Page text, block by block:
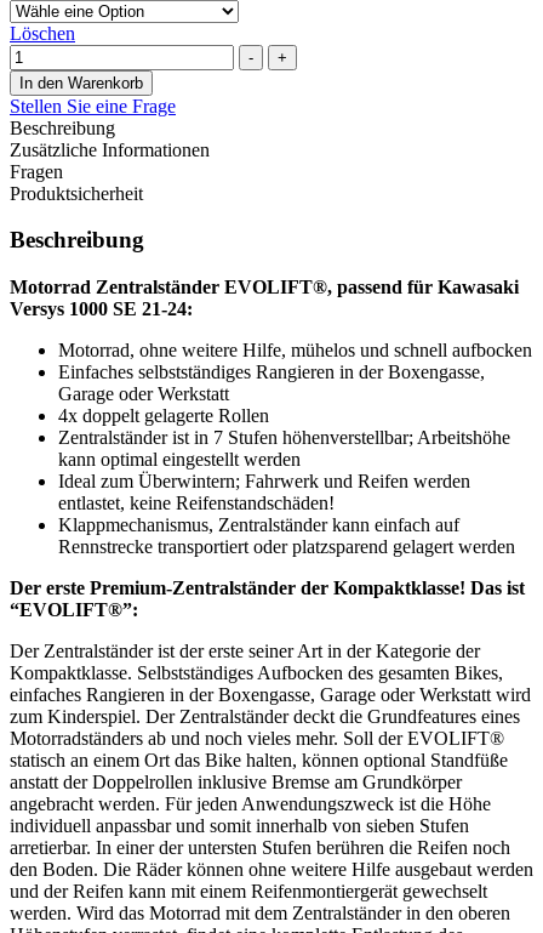
Löschen
Menge
-
+
In den Warenkorb
Stellen Sie eine Frage
Beschreibung
Zusätzliche Informationen
Fragen
Produktsicherheit
Beschreibung
Motorrad Zentralständer EVOLIFT®, passend für Kawasaki
Versys 1000 SE 21-24:
Motorrad, ohne weitere Hilfe, mühelos und schnell aufbocken
Einfaches selbstständiges Rangieren in der Boxengasse,
Garage oder Werkstatt
4x doppelt gelagerte Rollen
Zentralständer ist in 7 Stufen höhenverstellbar; Arbeitshöhe
kann optimal eingestellt werden
Ideal zum Überwintern; Fahrwerk und Reifen werden
entlastet, keine Reifenstandschäden!
Klappmechanismus, Zentralständer kann einfach auf
Rennstrecke transportiert oder platzsparend gelagert werden
Der erste Premium-Zentralständer der Kompaktklasse! Das ist
“EVOLIFT®”:
Der Zentralständer ist der erste seiner Art in der Kategorie der
Kompaktklasse. Selbstständiges Aufbocken des gesamten Bikes,
einfaches Rangieren in der Boxengasse, Garage oder Werkstatt wird
zum Kinderspiel. Der Zentralständer deckt die Grundfeatures eines
Motorradständers ab und noch vieles mehr. Soll der EVOLIFT®
statisch an einem Ort das Bike halten, können optional Standfüße
anstatt der Doppelrollen inklusive Bremse am Grundkörper
angebracht werden. Für jeden Anwendungszweck ist die Höhe
individuell anpassbar und somit innerhalb von sieben Stufen
arretierbar. In einer der untersten Stufen berühren die Reifen noch
den Boden. Die Räder können ohne weitere Hilfe ausgebaut werden
und der Reifen kann mit einem Reifenmontiergerät gewechselt
werden. Wird das Motorrad mit dem Zentralständer in den oberen